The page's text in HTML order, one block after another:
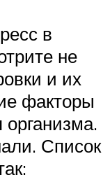
в
не
и их
факторы
Список